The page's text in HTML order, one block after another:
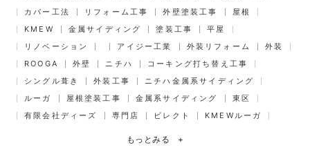
カバー工法
リフォーム工事 外壁塗装工事
屋根
KMEW
金属サイディング 塗装工事
平屋
リノベーション
アイジー工業 外装リフォーム
外装
ROOGA
外壁 ニチハ
コーキング打ち替え工事
シングル葺き
外装工事
ニチハ金属系サイディング
ルーガ
屋根塗装工事 金属系サイディング
東区
有限会社ディーズ
専門店 ビレクト KMEWルーガ
もっとみる +